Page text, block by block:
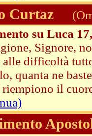
Curtaz
su Luca
Signore,
difficoltà
quanta ne
riempiono il